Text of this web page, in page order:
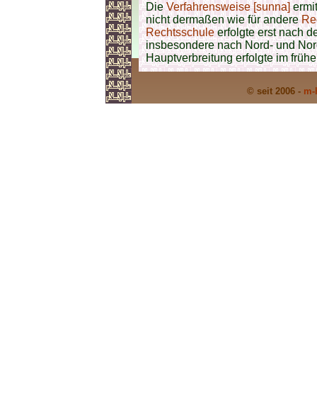
DieVerfahrensweise [sunna]
nicht dermaßen wie für andere
Rechtsschuleerfolgte erst nach
insbesondere nach Nord- und
Hauptverbreitung erfolgte im
© seit 2006 -